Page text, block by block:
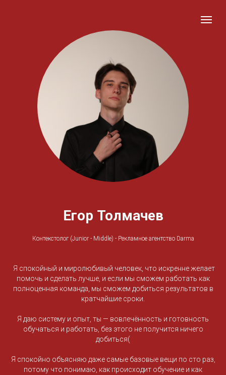
Егор Толмачев
Контекстолог (Junior - Middle) - Рекламное агентство Darma
Я спокойный и миролюбивый человек, что искренне желает
помочь и сделать лучше, и если мы сможем работать как
полноценная команда, мы сможем добиться результатов в
кратчайшие сроки.
Я даю систему и опыт, ты — вовлечённость и готовность
обучаться и работать, без этого не получится ничего
добиться(
Я спокойно объясняю даже самые базовые вещи по сто раз,
потому что понимаю, как происходит обучение и как